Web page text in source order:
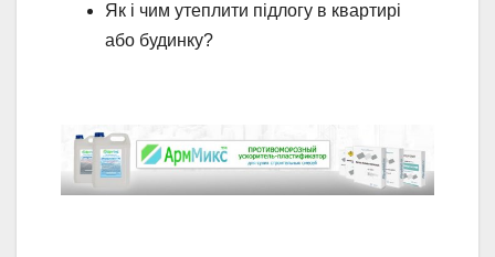
Як і чим утеплити підлогу в квартирі
або будинку?